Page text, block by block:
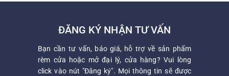
ĐĂNG KÝ NHẬN TƯ VẤN
Bạn cần tư vấn, báo giá, hỗ trợ về sản phẩm
rèm cửa hoặc mở đại lý, cửa hàng? Vui lòng
click vào nút "Đăng ký". Mọi thông tin sẽ được